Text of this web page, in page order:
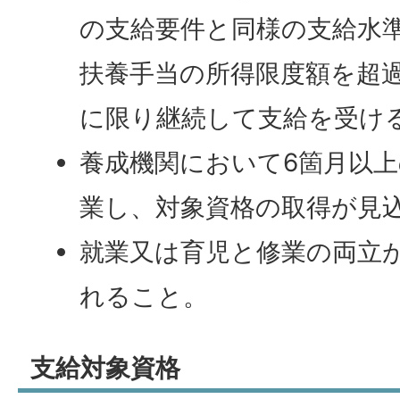
の支給要件と同様の支給水
扶養手当の所得限度額を超
に限り継続して支給を受け
養成機関において6箇月以
業し、対象資格の取得が見
就業又は育児と修業の両立
れること。
支給対象資格